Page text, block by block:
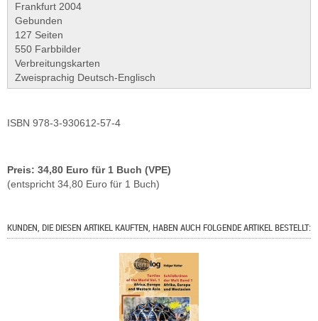
Frankfurt 2004
Gebunden
127 Seiten
550 Farbbilder
Verbreitungskarten
Zweisprachig Deutsch-Englisch
ISBN 978-3-930612-57-4
Preis: 34,80 Euro für 1 Buch (VPE)
(entspricht 34,80 Euro für 1 Buch)
KUNDEN, DIE DIESEN ARTIKEL KAUFTEN, HABEN AUCH FOLGENDE ARTIKEL BESTELLT: